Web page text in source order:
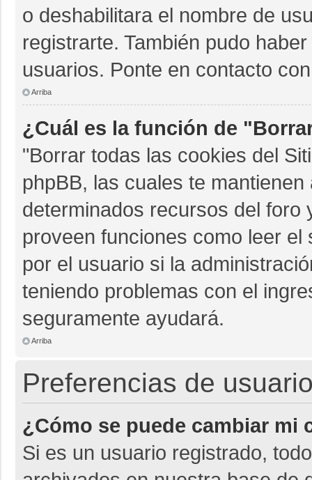
o deshabilitara el nombre de
registrarte. También pudo
usuarios. Ponte en contacto
Arriba
¿Cuál es la función de
"Borrar todas las cookies del
phpBB, las cuales te
determinados recursos del foro
proveen funciones como leer
por el usuario si la
teniendo problemas con el
seguramente ayudará.
Arriba
Preferencias de
¿Cómo se puede cambiar mi
Si es un usuario registrado,